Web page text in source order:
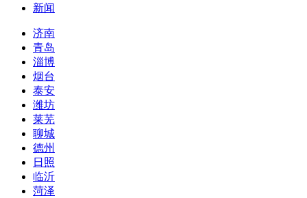
新闻
济南
青岛
淄博
烟台
泰安
潍坊
莱芜
聊城
德州
日照
临沂
菏泽